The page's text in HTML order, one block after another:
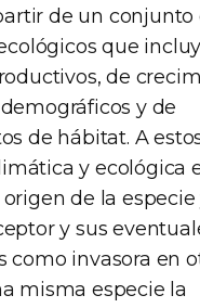
de un conjunto
que
de
y de
de hábitat. A
y ecológica
de la especie
y sus
como invasora en
misma especie la